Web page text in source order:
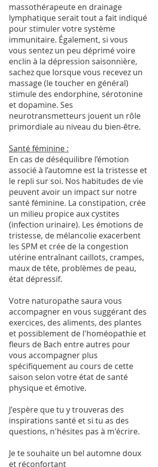
massothérapeute en drainage
lymphatique serait tout a fait indiqué
pour stimuler votre système
immunitaire. Également, si vous
vous sentez un peu déprimé voire
enclin à la dépression saisonnière,
sachez que lorsque vous recevez un
massage (le toucher en général)
stimule des endorphine, sérotonine
et dopamine. Ses
neurotransmetteurs jouent un rôle
primordiale au niveau du bien-être.
Santé féminine :
En cas de déséquilibre l’émotion
associé à l’automne est la tristesse et
le repli sur soi. Nos habitudes de vie
peuvent avoir un impact sur notre
santé féminine. La constipation, crée
un milieu propice aux cystites
(infection urinaire). Les émotions de
tristesse, de mélancolie exacerbent
les SPM et crée de la congestion
utérine entraînant caillots, crampes,
maux de tête, problèmes de peau,
état dépressif.
Votre naturopathe saura vous
accompagner en vous suggérant des
exercices, des aliments, des plantes
et possiblement de l'homéopathie et
fleurs de Bach entre autres pour
vous accompagner plus
spécifiquement au cours de cette
saison selon votre état de santé
physique et émotive.
J'espère que tu y trouveras des
inspirations santé et si tu as des
questions, n'hésites pas à m'écrire.
Je te souhaite un bel automne doux
et réconfortant